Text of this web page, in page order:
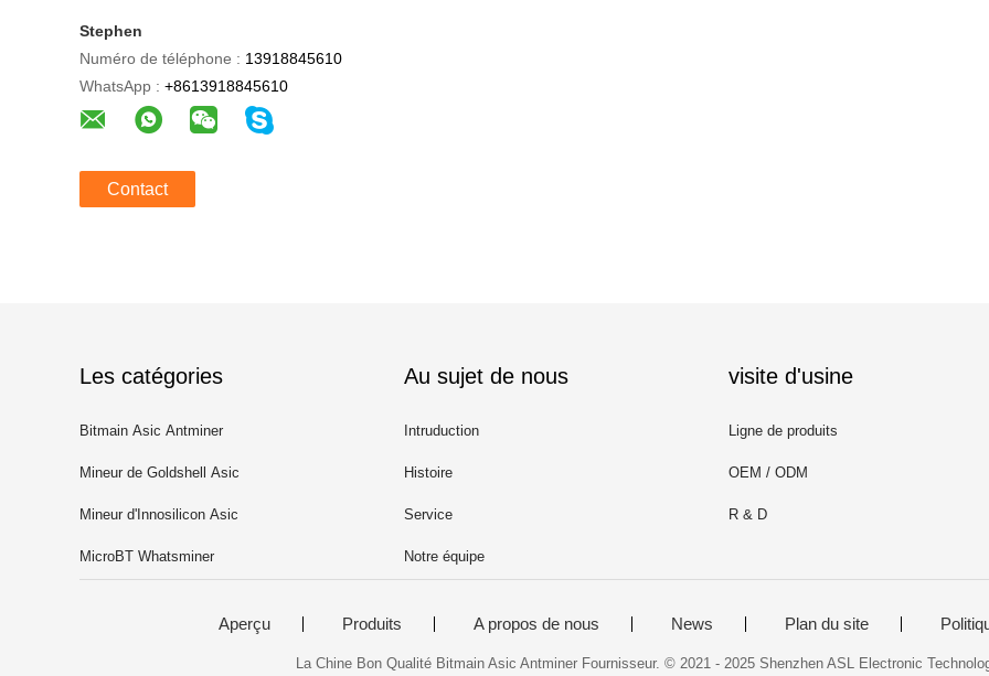
Stephen
Numéro de téléphone : 13918845610
WhatsApp : +8613918845610
Contact
Les catégories
Bitmain Asic Antminer
Mineur de Goldshell Asic
Mineur d'Innosilicon Asic
MicroBT Whatsminer
Au sujet de nous
Intruduction
Histoire
Service
Notre équipe
visite d'usine
Ligne de produits
OEM / ODM
R & D
Aperçu Produits A propos de nous News Plan du site
La Chine Bon Qualité Bitmain Asic Antminer Fournisseur. © 2021 - 2025 Shenzhen ASL Electronic